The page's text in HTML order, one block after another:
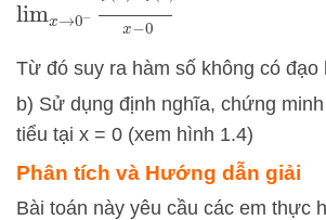
Từ đó suy ra hàm số không có đạo
b) Sử dụng định nghĩa, chứng
tiểu tại x = 0 (xem hình 1.4)
Phân tích và Hướng dẫn giải
Bài toán này yêu cầu các em thực